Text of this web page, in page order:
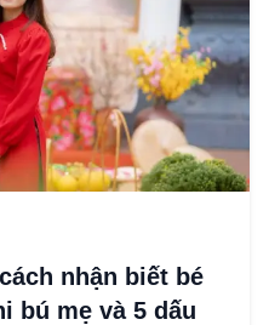
nhận biết bé
bú mẹ và 5 dấu